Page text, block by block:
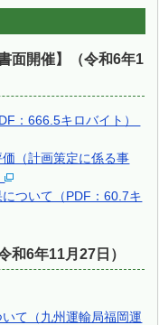
面開催】（令和6年1
：666.5キロバイト）
（計画策定に係る事
ついて（PDF：60.7キ
和6年11月27日）
て（九州運輸局福岡運